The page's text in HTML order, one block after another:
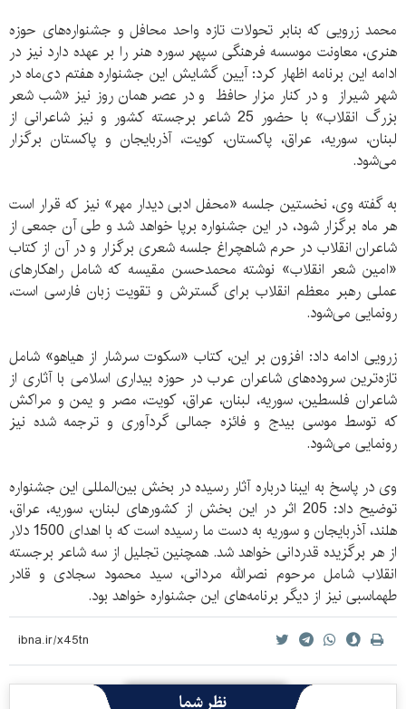
محمد زرویی که بنابر تحولات تازه واحد محافل و جشنواره‌های حوزه‌
هنری، معاونت موسسه فرهنگی سپهر سوره هنر را بر عهده دارد نیز در
ادامه این برنامه اظهار کرد: آیین گشایش این جشنواره هفتم دی‌ماه در
شهر شیراز و در کنار مزار حافظ و در عصر همان روز نیز «شب شعر
بزرگ انقلاب» با حضور 25 شاعر برجسته کشور و نیز شاعرانی از
لبنان، سوریه، عراق، پاکستان، کویت، آذربایجان و پاکستان برگزار
می‌شود.
به گفته وی، نخستین جلسه «محفل ادبی دیدار مهر» نیز که قرار است
هر ماه برگزار شود، در این جشنواره برپا خواهد شد و طی آن جمعی از
شاعران انقلاب در حرم‌ شاهچراغ جلسه شعری برگزار و در آن از کتاب
«امین شعر انقلاب» نوشته محمدحسن مقیسه که شامل راهکارهای
عملی رهبر معظم انقلاب برای گسترش و تقویت زبان فارسی است،
رونمایی می‌شود.
زرویی ادامه داد: افزون بر این، کتاب «سکوت سرشار از هیاهو» شامل
تازه‌ترین سروده‌های شاعران عرب در حوزه بیداری اسلامی با آثاری از
شاعران فلسطین، سوریه، لبنان، عراق، کویت، مصر و یمن و مراکش
که توسط موسی بیدج و فائزه جمالی گردآوری و ترجمه شده نیز
رونمایی می‌شود.
وی در پاسخ به ایبنا درباره آثار رسیده در بخش بین‌المللی این جشنواره
توضیح داد: 205 اثر در این بخش از کشورهای لبنان، سوریه، عراق،
هلند، آذربایجان و سوریه به دست ما رسیده است که با اهدای 1500 دلار
از هر برگزیده قدردانی خواهد شد. همچنین تجلیل از سه شاعر برجسته
انقلاب شامل مرحوم نصرالله مردانی، سید محمود سجادی و قادر
طهماسبی نیز از دیگر برنامه‌های این جشنواره خواهد بود.
نظر شما